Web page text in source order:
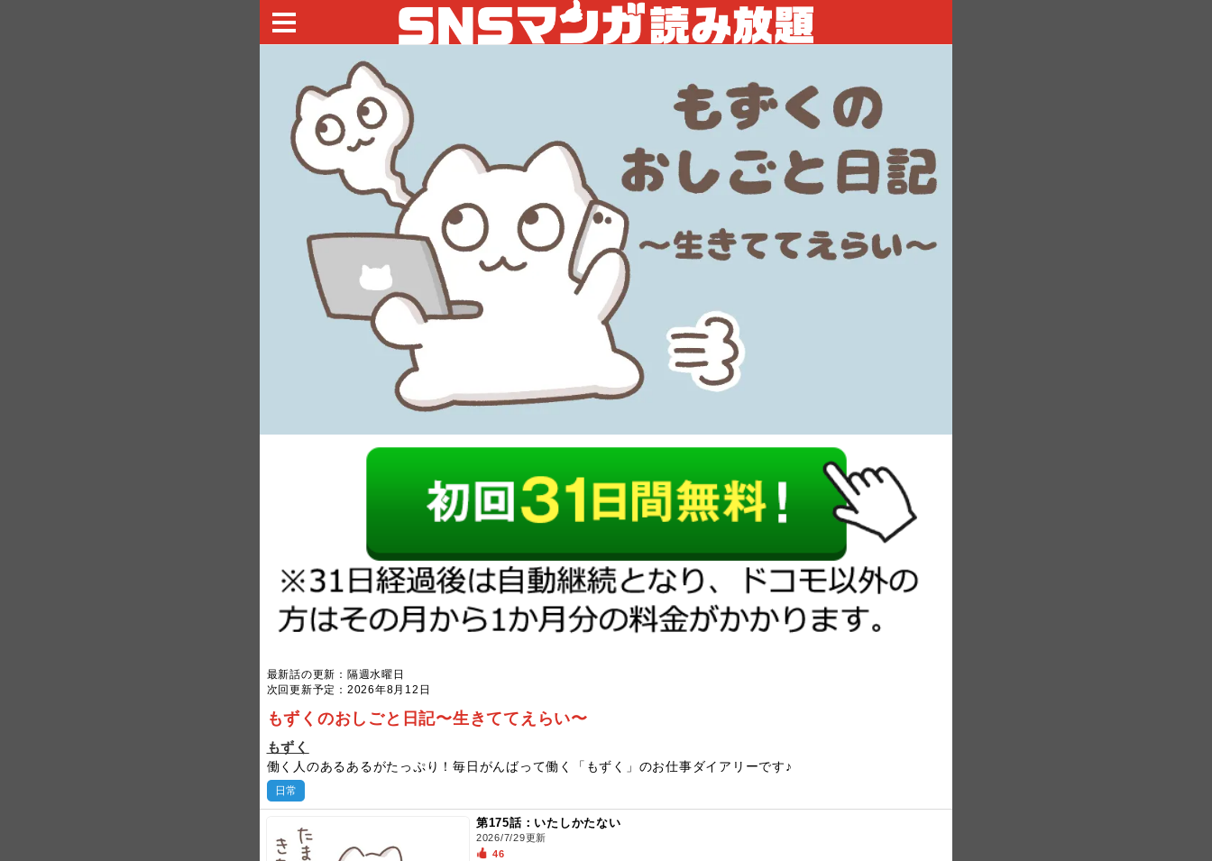
最新話の更新：隔週水曜日
次回更新予定：2026年8月12日
もずくのおしごと日記〜生きててえらい〜
もずく
働く人のあるあるがたっぷり！毎日がんばって働く「もずく」のお仕事ダイアリーです♪
日常
第175話：いたしかたない
2026/7/29更新
46